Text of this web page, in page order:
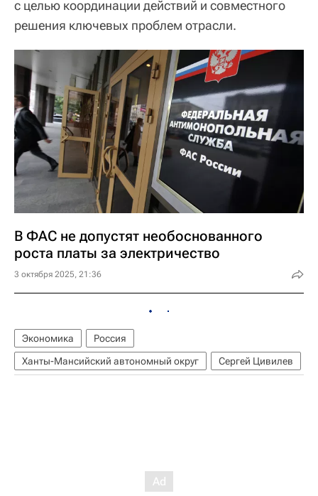
с целью координации действий и совместного
решения ключевых проблем отрасли.
В ФАС не допустят необоснованного
роста платы за электричество
3 октября 2025, 21:36
Экономика
Россия
Ханты-Мансийский автономный округ
Сергей Цивилев